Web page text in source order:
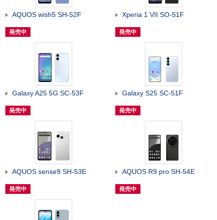
AQUOS wish5 SH-52F
発売中
Xperia 1 VII SO-51F
発売中
Galaxy A25 5G SC-53F
発売中
Galaxy S25 SC-51F
発売中
AQUOS sense9 SH-53E
発売中
AQUOS R9 pro SH-54E
発売中